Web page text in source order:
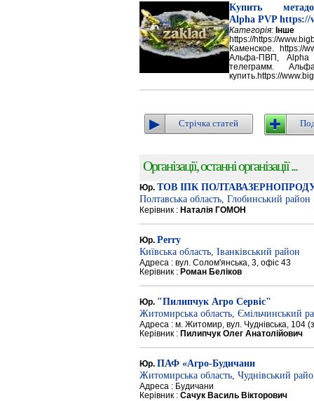
Купить
Alpha PVP https://
Категорія: Інше
https://https://
Каменское. https://
Альфа-ПВП, Alpha
телеграмм.
купить.https://
Стрічка статей
Організації, останні організації ...
Юр. ТОВ ІПК
Полтавська область, Глобинський район
Керівник : Наталія ГОМОН
Юр. Perry
Київська область, Іванківський район
Адреса : вул. Солом'янська, 3, офіс 43
Керівник : Роман Беліков
Юр. "Пилипчук Агро Сервіс"
Житомирська область, Ємільчинський
Адреса : м. Житомир, вул. Чуднівська, 104
Керівник : Пилипчук Олег Анатолійович
Юр. ПАФ «Агро-Будичани
Житомирська область, Чуднівський
Адреса : Будичани
Керівник : Сачук Василь Вікторович